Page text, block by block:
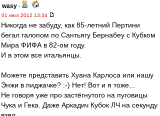
wasy -
01 июл 2012 13:34
Никогда не забуду, как 85-летний Пертини
бегал галопом по Сантьягу Бернабеу с Кубком
Мира ФИФА в 82-ом году.
И в этом все итальянцы.
Можете представить Хуана Карлоса или нашу
Энжи в пиджачке? :-) Нет! Вот и я тоже...
Не говоря уже про застёгнутого на пуговицы
Чука и Гека. Даже Аркадич Кубок ЛЧ на секунду